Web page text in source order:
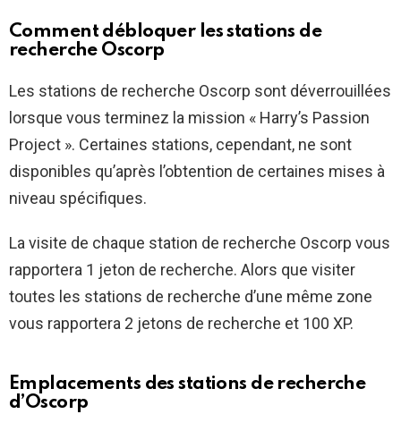
Comment débloquer les stations de
recherche Oscorp
Les stations de recherche Oscorp sont déverrouillées
lorsque vous terminez la mission « Harry’s Passion
Project ». Certaines stations, cependant, ne sont
disponibles qu’après l’obtention de certaines mises à
niveau spécifiques.
La visite de chaque station de recherche Oscorp vous
rapportera 1 jeton de recherche. Alors que visiter
toutes les stations de recherche d’une même zone
vous rapportera 2 jetons de recherche et 100 XP.
Emplacements des stations de recherche
d’Oscorp